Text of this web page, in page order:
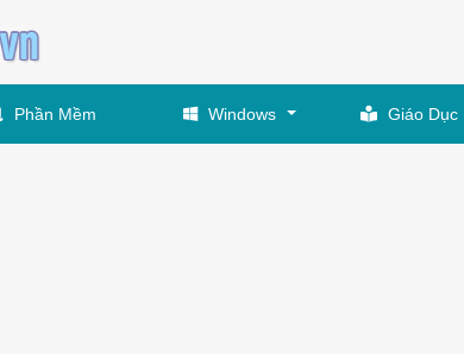
Phần Mềm Windows Giáo Dục